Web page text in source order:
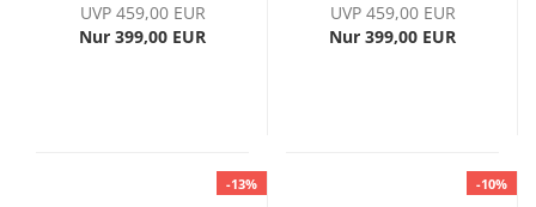
UVP 459,00 EUR
Nur 399,00 EUR
UVP 459,00 EUR
Nur 399,00 EUR
-13% -10%